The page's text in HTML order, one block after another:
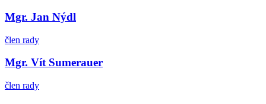
Mgr. Jan Nýdl
člen rady
Mgr. Vít Sumerauer
člen rady